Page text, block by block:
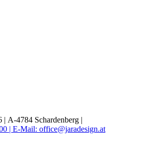
| A-4784 Schardenberg |
| E-Mail: office@jaradesign.at